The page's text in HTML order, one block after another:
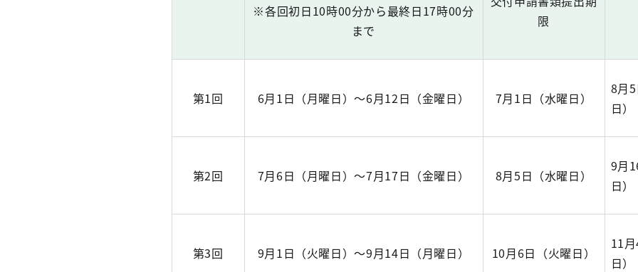
※各回初日10時00分から最終日17時00分
まで
限
第1回 6月1日（月曜日）～6月12日（金曜日） 7月1日（水曜日）
8月
日）
第2回 7月6日（月曜日）～7月17日（金曜日） 8月5日（水曜日）
9月
日）
第3回 9月1日（火曜日）～9月14日（月曜日） 10月6日（火曜日）
11
日）